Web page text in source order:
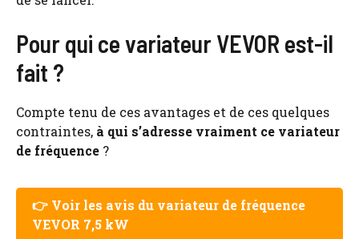
Pour qui ce variateur VEVOR est-il
fait ?
Compte tenu de ces avantages et de ces quelques
contraintes, à qui s’adresse vraiment ce variateur
de fréquence ?
👉 Voir les avis du variateur de fréquence
VEVOR 7,5 kW